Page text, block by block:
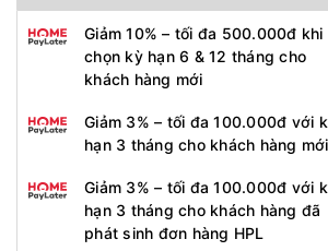
Giảm 10% – tối đa 500.000đ khi
chọn kỳ hạn 6 & 12 tháng cho
khách hàng mới
Giảm 3% – tối đa 100.000đ với
hạn 3 tháng cho khách hàng mới
Giảm 3% – tối đa 100.000đ với
hạn 3 tháng cho khách hàng đã
phát sinh đơn hàng HPL